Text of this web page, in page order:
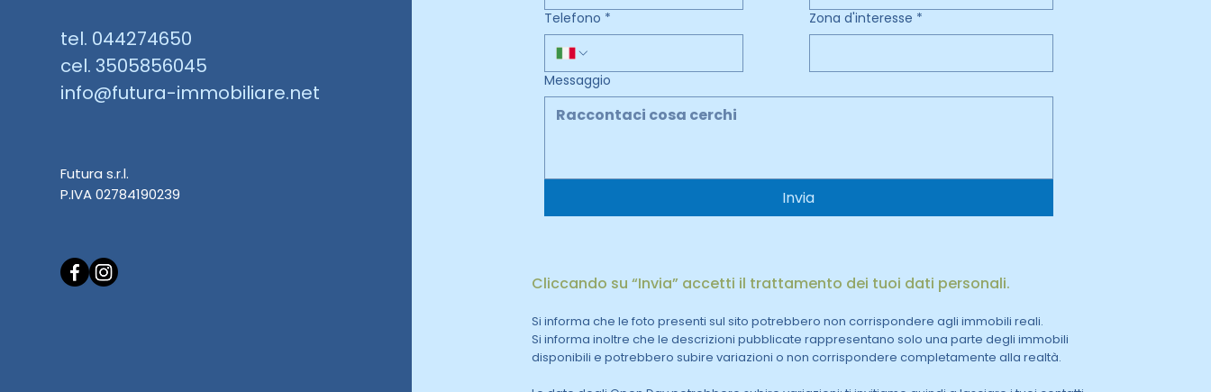
tel. 044274650
cel. 3505856045
info@futura-immobiliare.net
Futura s.r.l.
P.IVA 02784190239
Telefono * Zona d'interesse *
Messaggio
Invia
Cliccando su “Invia” accetti il trattamento dei tuoi dati personali.
Si informa che le foto presenti sul sito potrebbero non corrispondere agli immobili reali.
Si informa inoltre che le descrizioni pubblicate rappresentano solo una parte degli immobili
disponibili e potrebbero subire variazioni o non corrispondere completamente alla realtà.